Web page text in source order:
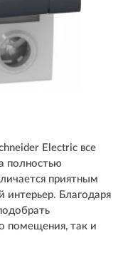
Electric все
полностью
приятным
Благодаря
помещения, так и